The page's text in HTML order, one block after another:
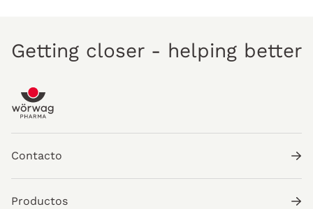
Getting closer - helping better
Contacto
Productos